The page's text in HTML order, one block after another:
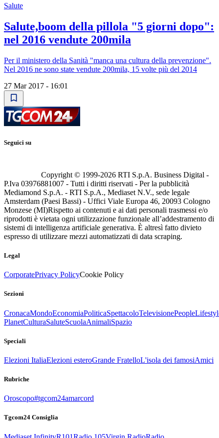
Salute
Salute,boom della pillola "5 giorni dopo":
nel 2016 vendute 200mila
Per il ministero della Sanità "manca una cultura della prevenzione".
Nel 2016 ne sono state vendute 200mila, 15 volte più del 2014
27 Mar 2017 - 16:01
Seguici su
Copyright © 1999-2026 RTI S.p.A. Business Digital -
P.Iva 03976881007 - Tutti i diritti riservati - Per la pubblicità
Mediamond S.p.A. - RTI S.p.A., Mediaset N.V., sede legale
Amsterdam (Paesi Bassi) - Uffici Viale Europa 46, 20093 Cologno
Monzese (MI)Rispetto ai contenuti e ai dati personali trasmessi e/o
riprodotti è vietata ogni utilizzazione funzionale all’addestramento di
sistemi di intelligenza artificiale generativa. È altresì fatto divieto
espresso di utilizzare mezzi automatizzati di data scraping.
Legal
CorporatePrivacy PolicyCookie Policy
Sezioni
CronacaMondoEconomiaPoliticaSpettacoloTelevisionePeople
PlanetCulturaSaluteScuolaAnimaliSpazio
Speciali
Elezioni ItaliaElezioni esteroGrande FratelloL'isola dei famosiAmici
Rubriche
Oroscopo#tgcom24amarcord
Tgcom24 Consiglia